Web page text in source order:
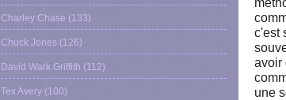
Charley Chase (133)
Chuck Jones (126)
David Wark Griffith (112)
Tex Avery (100)
c'est
avoir
une